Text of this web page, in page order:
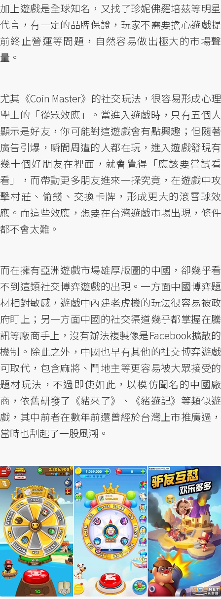
加上遊戲是全球知名，又找了珍妮佛羅培茲等明星
代言，有一定的品牌保證，玩家不需要擔心遊戲提
前終止營運等問題，自然容易做出極大的市場聲
量。
尤其《Coin Master》的社交玩法，很容易形成心理
學上的「從眾效應」。當進入遊戲時，只有五個人
顯示是好友，你可能對這遊戲會有點興趣；但隨著
廣告引爆，瞬間周遭的人都在玩，進入遊戲發現有
幾十個好朋友在裡面，就會覺得「應該要嘗試看
看」，而帶動更多朋友進來一探究竟，在遊戲中攻
擊村莊、偷錢、交換卡牌，形成更大的滾雪球效
應。而這些效應，想要在台灣遊戲市場出現，條件
都不會太難。
而在擁有亞洲遊戲市場雄厚版圖的中國，卻幾乎看
不到這類社交博弈遊戲的出現。一方面中國博弈題
材相對敏感，遊戲中內建老虎機的玩法很容易被政
府盯上；另一方面中國的社交渠道幾乎都掌握在騰
訊等廠商手上，沒有辦法複製像是Facebook擴散的
機制。除此之外，中國也早有其他的社交博弈遊戲
可取代，包含麻將、鬥地主等更容易被大眾接受的
題材玩法，不過即使如此，以模仿聞名的中國廠
商，依舊研發了《豬來了》、《豬遊記》等類似遊
戲，其中前者在數年前還曾經於台灣上市推廣過，
當時也刮起了一股風潮。